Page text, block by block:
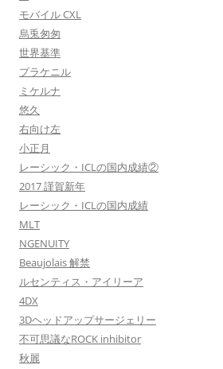
モバイル CXL
烏兎匆匆
世界基準
プラケニル
ミケルナ
悠久
右向け左
小正月
レーシック・ICLの国内成績②
2017 謹賀新年
レーシック・ICLの国内成績
MLT
NGENUITY
Beaujolais 解禁
ルセンティス・アイリーア
4DX
3Dヘッドアップサージェリー
不可思議なROCK inhibitor
秋麗